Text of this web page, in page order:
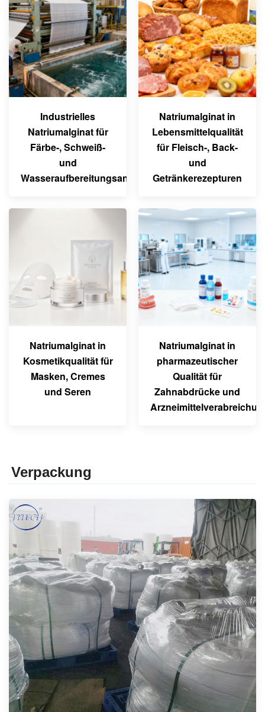
Industrielles
Natriumalginat für
Färbe-, Schweiß-
und
Wasseraufbereitungsanwendungen
Natriumalginat in
Lebensmittelqualität
für Fleisch-, Back-
und
Getränkerezepturen
Natriumalginat in
Kosmetikqualität für
Masken, Cremes
und Seren
Natriumalginat in
pharmazeutischer
Qualität für
Zahnabdrücke und
Verpackung